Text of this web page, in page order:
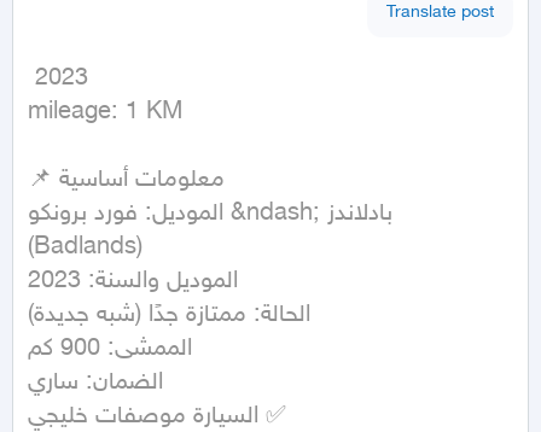
Translate post
mileage: 1 KM
📌 معلومات أساسية
الموديل: فورد برونكو &ndash; بادلاندز
(Badlands)
الموديل والسنة: 2023
الحالة: ممتازة جدًا (شبه جديدة)
الممشى: 900 كم
الضمان: ساري
السيارة موصفات خليجي ✅